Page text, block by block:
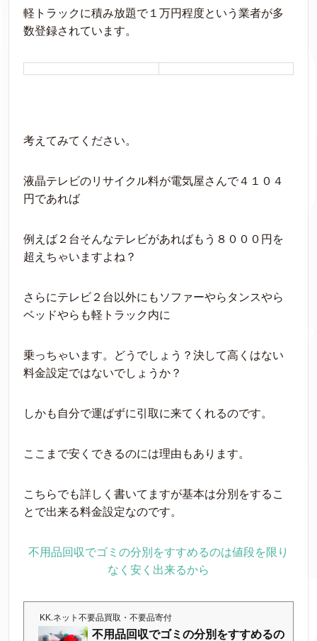
軽トラックに積み放題で１万円程度という業者が多
数登録されています。
考えてみてください。
液晶テレビのリサイクル料が電気屋さんで４１０４
円であれば
例えば２台そんなテレビがあればもう８０００円を
超えちゃいますよね？
さらにテレビ２台以外にもソファーやらタンスやら
ベッドやらも軽トラック内に
乗っちゃいます。どうでしょう？決して高くはない
料金設定ではないでしょうか？
しかも自分で運ばずに引取に来てくれるのです。
ここまで安くできるのには理由もあります。
こちらでも詳しく書いてますが基本は分別をするこ
とで出来る料金設定なのです。
不用品回収でゴミの分別をすすめるのは値段を限り
なく安く出来るから
KK.ネット不要品買取・不要品寄付
不用品回収でゴミの分別をすすめるの